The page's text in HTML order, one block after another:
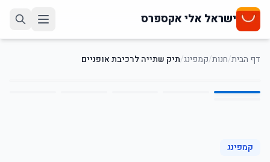
ישראל אלי אקספרס
דף הבית/חנות/קמפינג/תיק שתייה לרכיבת אופניים
1
/
6
קמפינג